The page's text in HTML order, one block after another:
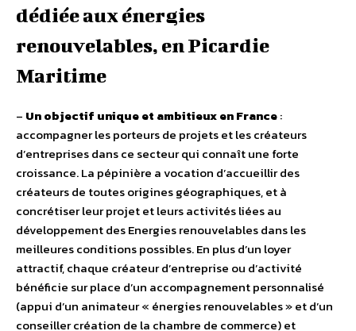
dédiée aux énergies
renouvelables, en Picardie
Maritime
– Un objectif unique et ambitieux en France:
accompagner les porteurs de projets et les créateurs
d’entreprises dans ce secteur qui connaît une forte
croissance. La pépinière a vocation d’accueillir des
créateurs de toutes origines géographiques, et à
concrétiser leur projet et leurs activités liées au
développement des Energies renouvelables dans les
meilleures conditions possibles. En plus d’un loyer
attractif, chaque créateur d’entreprise ou d’activité
bénéficie sur place d’un accompagnement personnalisé
(appui d’un animateur « énergies renouvelables » et d’un
conseiller création de la chambre de commerce) et